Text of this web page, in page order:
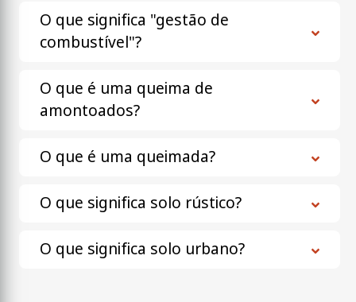
O que significa "gestão de
combustível"?
O que é uma queima de
amontoados?
O que é uma queimada?
O que significa solo rústico?
O que significa solo urbano?